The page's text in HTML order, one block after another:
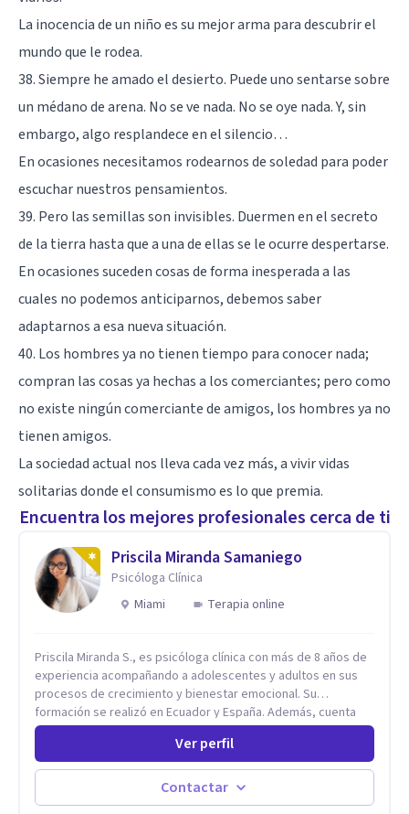
La inocencia de un niño es su mejor arma para descubrir el
mundo que le rodea.
38. Siempre he amado el desierto. Puede uno sentarse sobre
un médano de arena. No se ve nada. No se oye nada. Y, sin
embargo, algo resplandece en el silencio…
En ocasiones necesitamos rodearnos de soledad para poder
escuchar nuestros pensamientos.
39. Pero las semillas son invisibles. Duermen en el secreto
de la tierra hasta que a una de ellas se le ocurre despertarse.
En ocasiones suceden cosas de forma inesperada a las
cuales no podemos anticiparnos, debemos saber
adaptarnos a esa nueva situación.
40. Los hombres ya no tienen tiempo para conocer nada;
compran las cosas ya hechas a los comerciantes; pero como
no existe ningún comerciante de amigos, los hombres ya no
tienen amigos.
La sociedad actual nos lleva cada vez más, a vivir vidas
solitarias donde el consumismo es lo que premia.
Encuentra los mejores profesionales cerca de ti
Priscila Miranda Samaniego
Psicóloga Clínica
Miami
Terapia online
Priscila Miranda S., es psicóloga clínica con más de 8 años de
experiencia acompañando a adolescentes y adultos en sus
procesos de crecimiento y bienestar emocional. Su
formación se realizó en Ecuador y España. Además, cuenta
con un Máster en Psicooncología (INEFOC) y diversos
diplomados que respaldan su práctica profesional. Se
especializo en ansiedad, autoestima, dependencia
emocional, depresión, desarrollo personal, prevención del
suicidio, crisis vitales y terapia de pareja, siempre con un
Ver perfil
Contactar